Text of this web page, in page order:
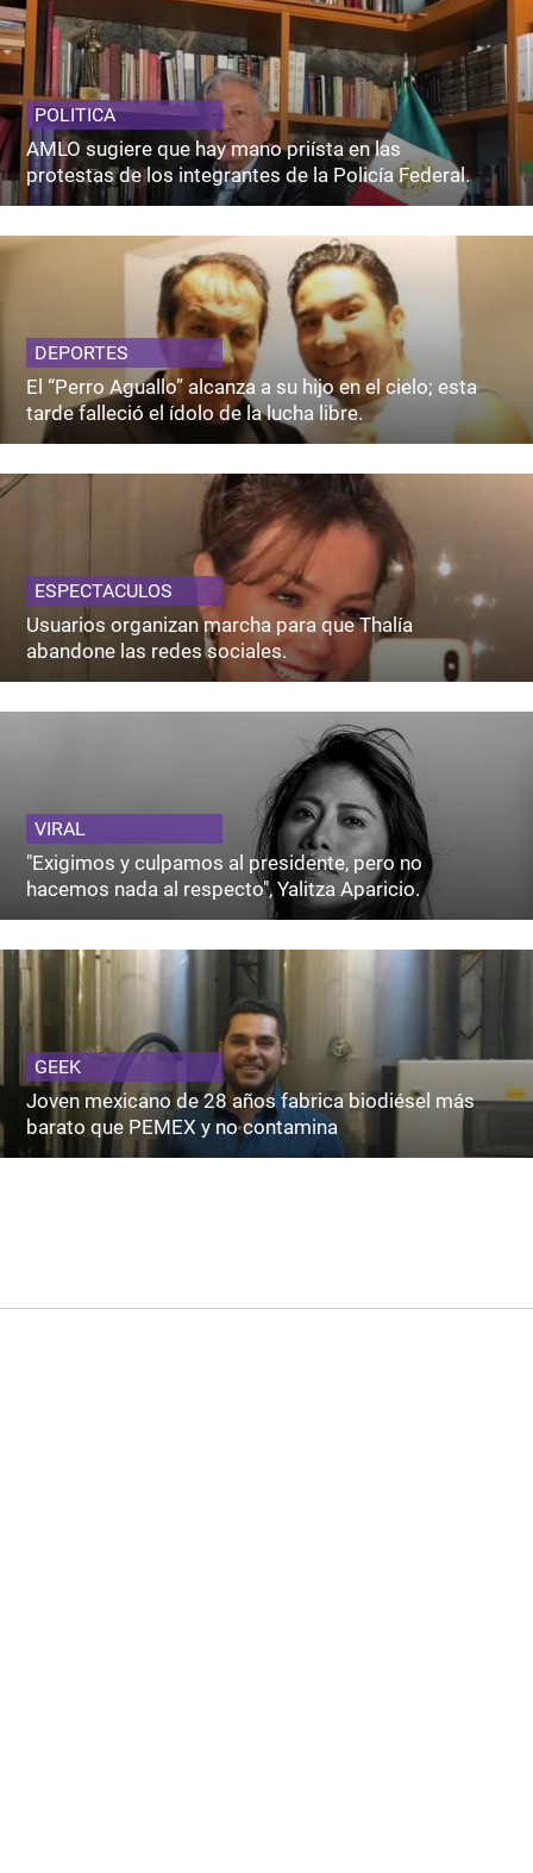
POLITICA
AMLO sugiere que hay mano priísta en las
protestas de los integrantes de la Policía Federal.
DEPORTES
El “Perro Aguallo” alcanza a su hijo en el cielo; esta
tarde falleció el ídolo de la lucha libre.
ESPECTACULOS
Usuarios organizan marcha para que Thalía
abandone las redes sociales.
VIRAL
"Exigimos y culpamos al presidente, pero no
hacemos nada al respecto", Yalitza Aparicio.
GEEK
Joven mexicano de 28 años fabrica biodiésel más
barato que PEMEX y no contamina